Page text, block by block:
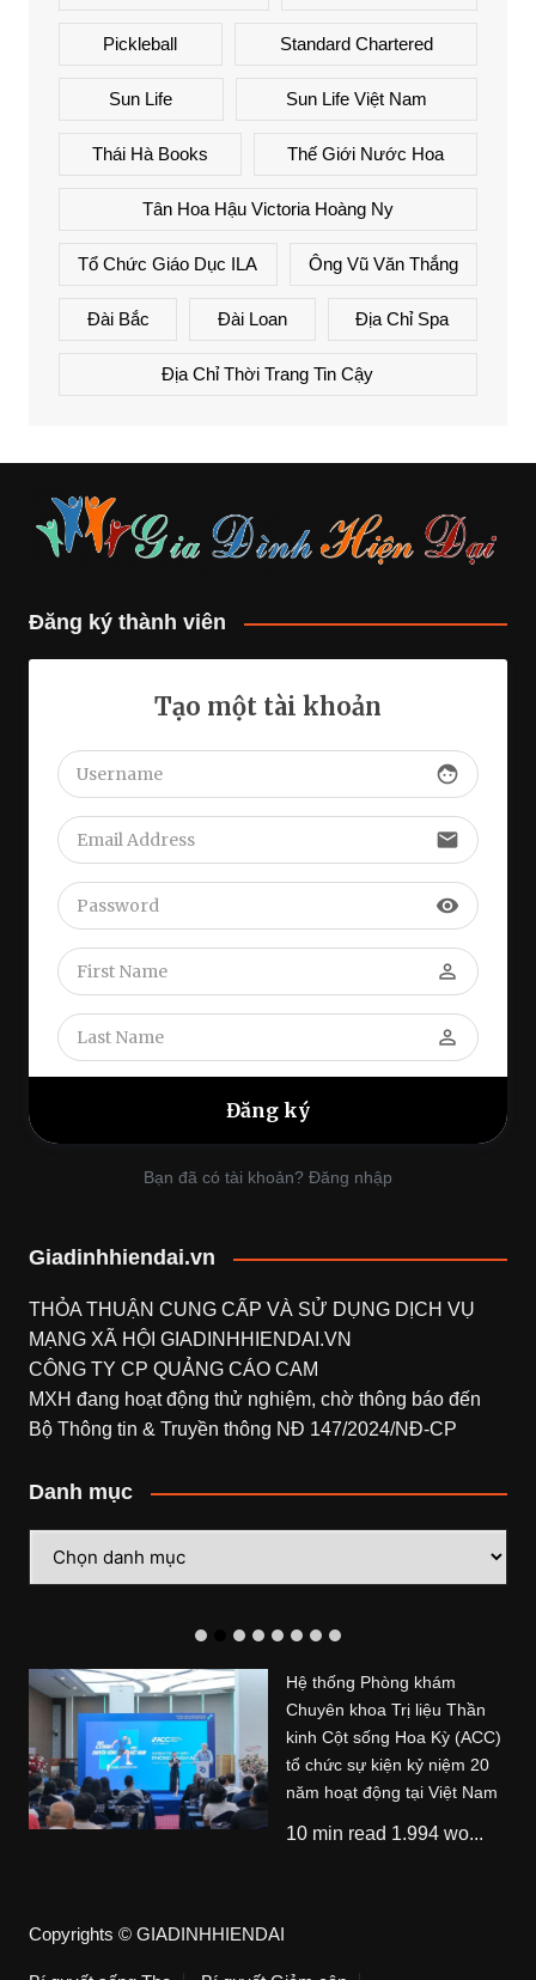
Pickleball Standard Chartered
Sun Life Sun Life Việt Nam
Thái Hà Books Thế Giới Nước Hoa
Tân Hoa Hậu Victoria Hoàng Ny
Tổ Chức Giáo Dục ILA Ông Vũ Văn Thắng
Đài Bắc Đài Loan Địa Chỉ Spa
Địa Chỉ Thời Trang Tin Cậy
Đăng ký thành viên
Tạo một tài khoản
face
email
visibility
perm_identity
perm_identity
Bạn đã có tài khoản? Đăng nhập
Giadinhhiendai.vn
THỎA THUẬN CUNG CẤP VÀ SỬ DỤNG DỊCH VỤ
MẠNG XÃ HỘI GIADINHHIENDAI.VN
CÔNG TY CP QUẢNG CÁO CAM
MXH đang hoạt động thử nghiệm, chờ thông báo đến
Bộ Thông tin & Truyền thông NĐ 147/2024/NĐ-CP
Danh mục
mục
Hệ thống Phòng khám
Chuyên khoa Trị liệu Thần
kinh Cột sống Hoa Kỳ (ACC)
tổ chức sự kiện kỷ niệm 20
năm hoạt động tại Việt Nam
10 min read 1.994 wo...
Copyrights © GIADINHHIENDAI